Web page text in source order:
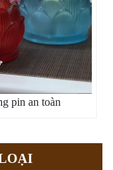
pin an toàn